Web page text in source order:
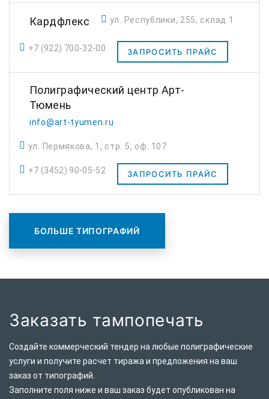
Кардфлекс ул. Республики, 255, склад 1
+7 (922) 700-32-00 ЗАПРОСИТЬ ПРАЙС
Полиграфический центр Арт-
Тюмень
info@art-tyumen.ru
ул. Пермякова, 1, стр. 5, оф. 107
+7 (3452) 90-05-52 ЗАПРОСИТЬ ПРАЙС
БОЛЬШЕ ТИПОГРАФИЙ
Заказать тампопечать
Создайте коммерческий тендер на любые полиграфические
услуги и получите расчет тиража и предложения на ваш
заказ от типографий.
Заполните поля ниже и ваш заказ будет опубликован на